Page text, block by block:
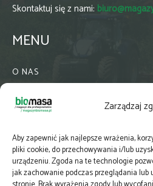
Zarządzaj
Aby zapewnić jak najlepsze wrażenia,
pliki cookie, do przechowywania i/lub
urządzeniu. Zgoda na te technologie
jak zachowanie podczas przeglądania
Skontaktuj się z nami:
MENU
O NAS
WSPÓŁPRACA
PRENUMERATA
NEWSLETTER
MAPY